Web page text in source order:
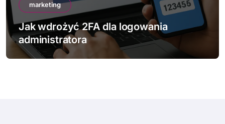
marketing
Jak wdrożyć 2FA dla logowania
administratora